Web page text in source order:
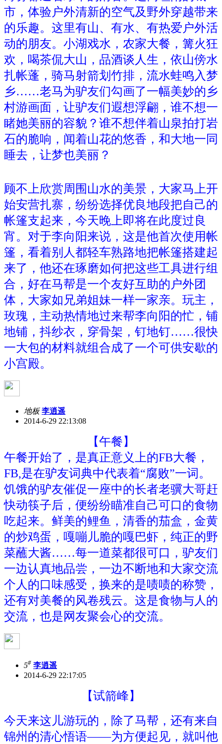
市，体验户外清新的空气及野外穿越带来
的乐趣。这里有山、有水、有热爱户外活
动的朋友。小湖戏水，农家大餐，篝火狂
欢，喝茶侃大山，品酒谈人生，依山傍水
扎帐蓬，骑马射箭划竹排，流水蛙鸣入梦
乡……老马为驴友们勾画了一幅美妙的乡
村游画面，让驴友们遐想浮翩，谁不想一
睹她美丽的容貌？谁不想伴着山泉拍打岩
石的脆响，闻着山花的悠香，和大地一同
睡去，让梦也美丽？
顾不上欣赏周围山水的美景，大家马上开
始安营扎寨，纷纷选择优良地段把自己的
帐篷支起来，今天晚上即将在此度过良
宵。对于李向阳来说，这是他首次使用帐
篷，看着别人都轻车熟路地把帐篷搭建起
来了，他还在琢磨如何把这些工具进行组
合，好在马帮是一个友好互助的户外团
体，大家如兄弟姐妹一样一家亲。玩主，
玫瑰，主动热情地过来帮李向阳的忙，铺
地铺，抖纱衣，穿骨架，钉地钉……很快
一大包的材料就组合成了一个可供安歇的
小宫殿。
地板 李逍遥
2014-6-29 22:13:08
【午餐】
午餐开始了，是真正意义上的FB大餐，
FB,是在驴友词典中代表着“腐败”一词。
饥饿的驴友催促一座中的长者老骥大哥赶
快动筷子后，便纷纷瞄准自己可口的食物
吃起来。鲜美的鲤鱼，清香的茄盒，金黄
的炒鸡蛋，嘎嘣儿脆的嘎巴虾，纯正的野
菜蘸大酱……每一道菜都很可口，驴友们
一边认真地品尝，一边不断地和大家交流
个人的口味感受，换来的是啧啧的称赞，
还有对美餐的风卷残云。这是食物与人的
交流，也是网友聚会心的交流。
5# 李逍遥
2014-6-29 22:17:05
【试箭峰】
今天来这儿游玩的，除了马帮，还有来自
锦州的清心悟语——为方便起见，就叫他